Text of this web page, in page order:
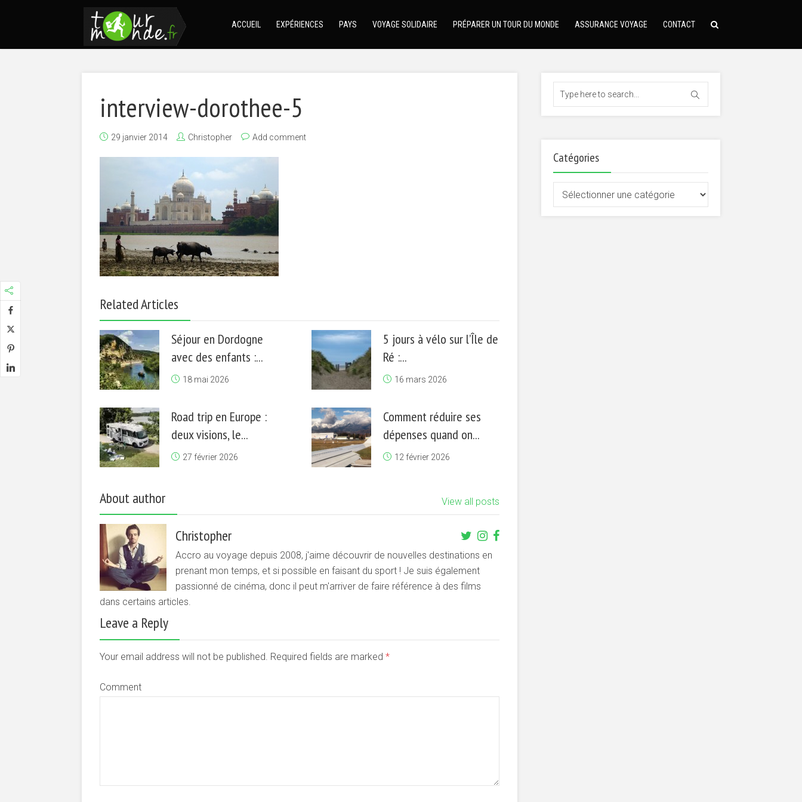
ACCUEIL EXPÉRIENCES PAYS VOYAGE SOLIDAIRE PRÉPARER UN TOUR DU MONDE ASSURANCE VOYAGE CONTACT
interview-dorothee-5
29 janvier 2014 Christopher Add comment
Related Articles
Séjour en Dordogne
avec des enfants :...
18 mai 2026
5 jours à vélo sur l’Île de
Ré :...
16 mars 2026
Road trip en Europe :
deux visions, le...
27 février 2026
Comment réduire ses
dépenses quand on...
12 février 2026
About author View all posts
Christopher
Accro au voyage depuis 2008, j'aime découvrir de nouvelles destinations en
prenant mon temps, et si possible en faisant du sport ! Je suis également
passionné de cinéma, donc il peut m'arriver de faire référence à des films
dans certains articles.
Leave a Reply
Your email address will not be published. Required fields are marked *
Comment
Catégories